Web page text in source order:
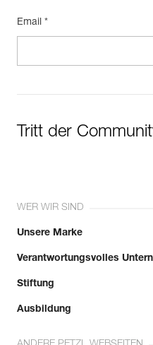
Email *
Tritt der
WER WIR SIND
Unsere Marke
Verantwortungsvolles
Stiftung
Ausbildung